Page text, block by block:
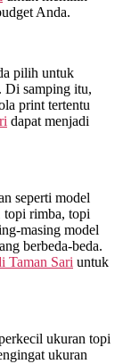
Anda.
pilih untuk
Di samping itu,
print tertentu
dapat menjadi
seperti model
topi rimba, topi
masing model
berbeda-beda.
Taman Sari untuk
ukuran topi
ukuran